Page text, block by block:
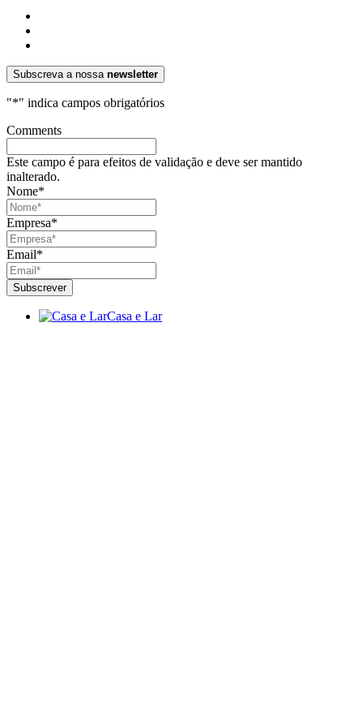
Subscreva a nossa newsletter
"*" indica campos obrigatórios
Comments
Este campo é para efeitos de validação e deve ser mantido
inalterado.
Nome*
Empresa*
Email*
Casa e Lar